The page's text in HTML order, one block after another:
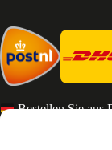
Bestellen Sie aus